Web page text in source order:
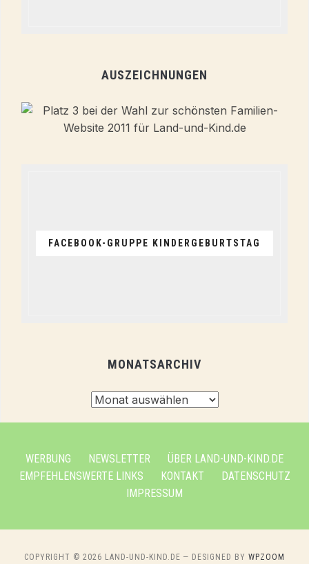
AUSZEICHNUNGEN
FACEBOOK-GRUPPE KINDERGEBURTSTAG
MONATSARCHIV
WERBUNG NEWSLETTER
ÜBER LAND-UND-KIND.DE
EMPFEHLENSWERTE LINKS
KONTAKT
DATENSCHUTZ
IMPRESSUM
COPYRIGHT © 2026 LAND-UND-KIND.DE — DESIGNED BY WPZOOM